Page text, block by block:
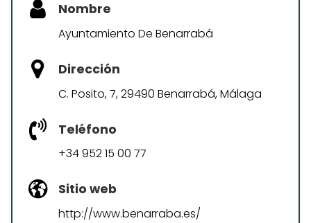
Nombre
Ayuntamiento De Benarrabá
Dirección
C. Posito, 7, 29490 Benarrabá, Málaga
Teléfono
+34 952 15 00 77
Sitio web
http://www.benarraba.es/